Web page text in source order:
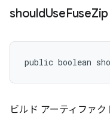
shouldUseFuseZip
public boolean
ビルド アーティファ